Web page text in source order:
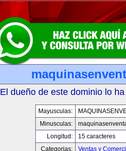
El dueño de este dominio lo
Mayusculas:
Minusculas:
Longitud:
15 caracteres
Categorias:
Ventas y